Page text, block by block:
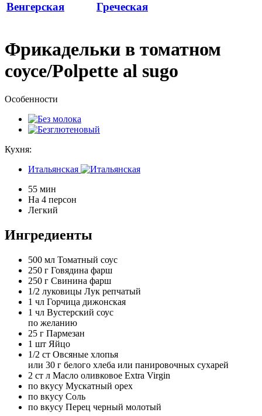
Венгерская Греческая
Фрикадельки в томатном
соусе/Polpette al sugo
Особенности
Кухня:
Итальянская
55 мин
На 4 персон
Легкий
Ингредиенты
500 мл Томатный соус
250 г Говядина фарш
250 г Свинина фарш
1/2 луковицы Лук репчатый
1 чл Горчица дижонская
1 чл Вустерский соус
по желанию
25 г Пармезан
1 шт Яйцо
1/2 ст Овсяные хлопья
или 30 г белого хлеба или панировочных сухарей
2 ст л Масло оливковое Extra Virgin
по вкусу Мускатный орех
по вкусу Соль
по вкусу Перец черный молотый